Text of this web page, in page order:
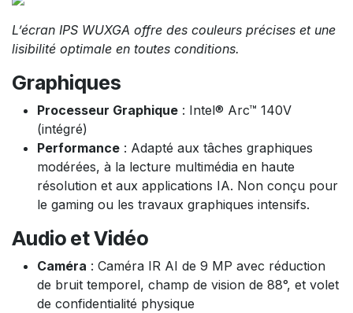
L’écran IPS WUXGA offre des couleurs précises et une
lisibilité optimale en toutes conditions.
Graphiques
Processeur Graphique : Intel® Arc™ 140V
(intégré)
Performance : Adapté aux tâches graphiques
modérées, à la lecture multimédia en haute
résolution et aux applications IA. Non conçu pour
le gaming ou les travaux graphiques intensifs.
Audio et Vidéo
Caméra : Caméra IR AI de 9 MP avec réduction
de bruit temporel, champ de vision de 88°, et volet
de confidentialité physique